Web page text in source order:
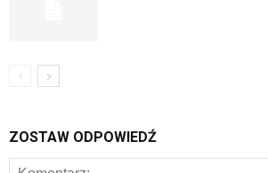
ZOSTAW ODPOWIEDŹ